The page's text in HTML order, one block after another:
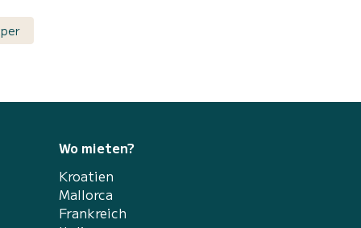
Wo mieten?
Kroatien
Mallorca
Frankreich